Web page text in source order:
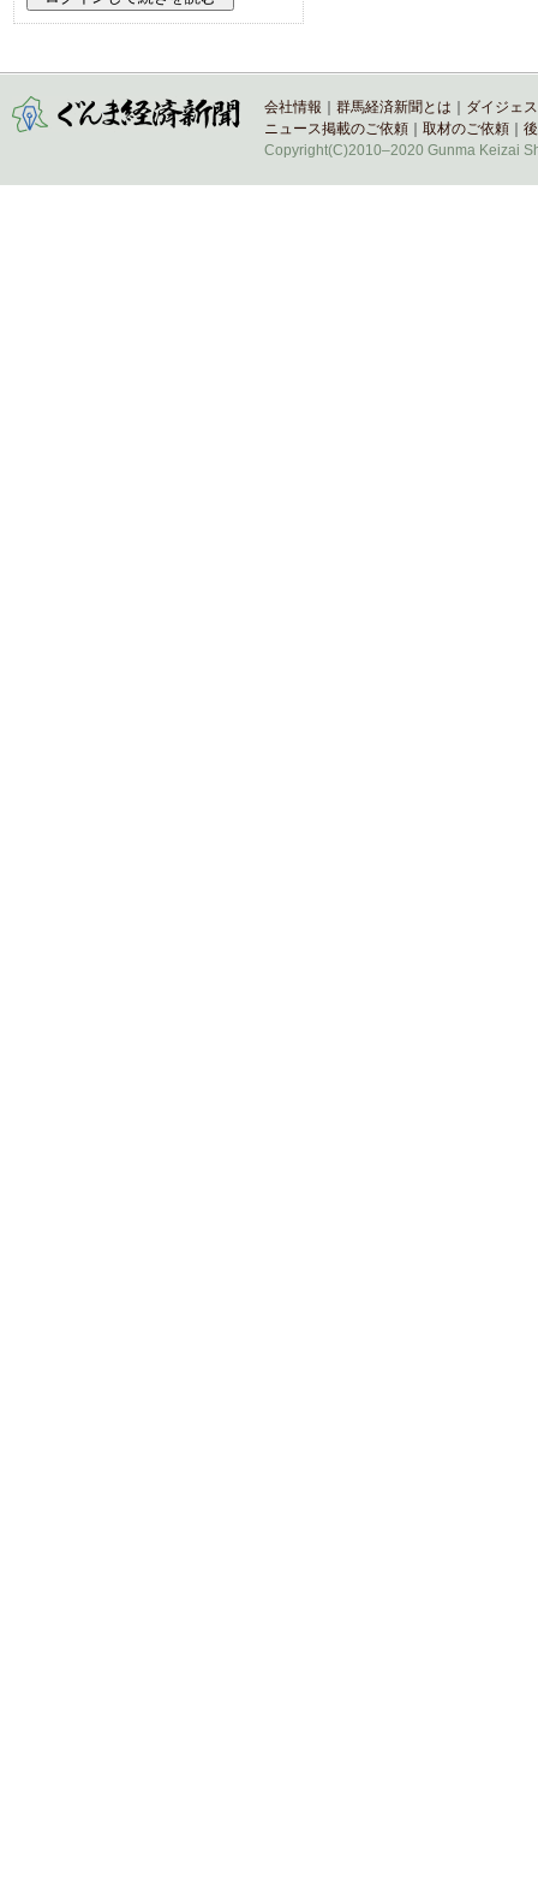
会社情報 群馬経済新聞とは
ダイジェ
ニュース掲載のご依頼
取材のご依頼
Copyright(C)2010–2020 Gunma Keizai